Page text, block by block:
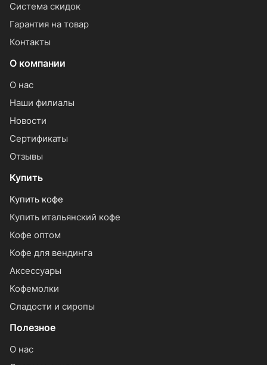
Система скидок
Гарантия на товар
Контакты
О компании
О нас
Наши филиалы
Новости
Сертификаты
Отзывы
Купить
Купить кофе
Купить итальянский кофе
Кофе оптом
Кофе для вендинга
Аксессуары
Кофемолки
Сладости и сиропы
Полезное
О нас